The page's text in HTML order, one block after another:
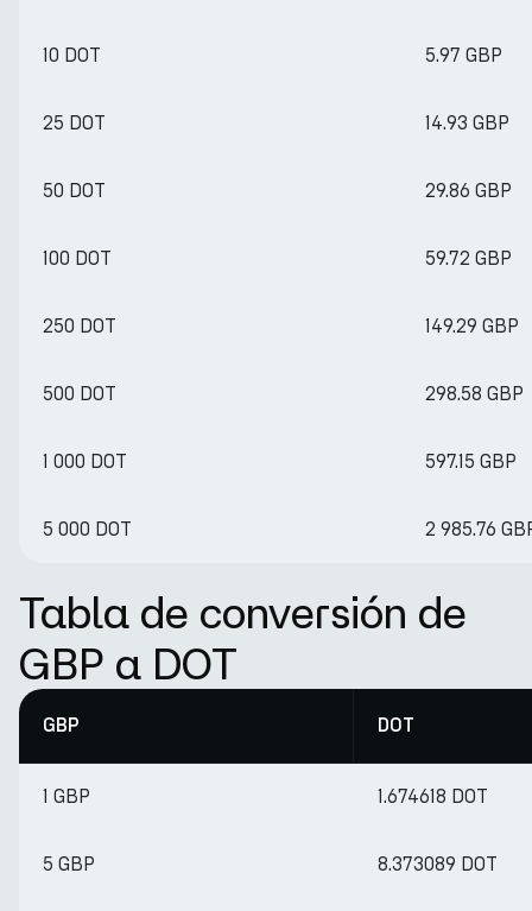
10 DOT 5.97 GBP
25 DOT 14.93 GBP
50 DOT 29.86 GBP
100 DOT 59.72 GBP
250 DOT 149.29 GBP
500 DOT 298.58 GBP
1 000 DOT 597.15 GBP
5 000 DOT 2 985.76
Tabla de conversión de
GBP a DOT
GBP DOT
1 GBP 1.674618 DOT
5 GBP 8.373089 DOT